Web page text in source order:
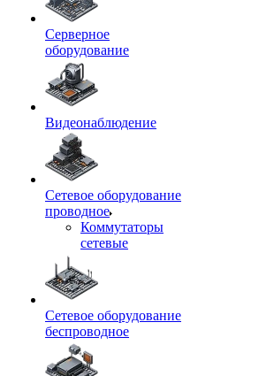
Серверное
оборудование
Видеонаблюдение
Сетевое оборудование
проводное
Коммутаторы
сетевые
Сетевое оборудование
беспроводное